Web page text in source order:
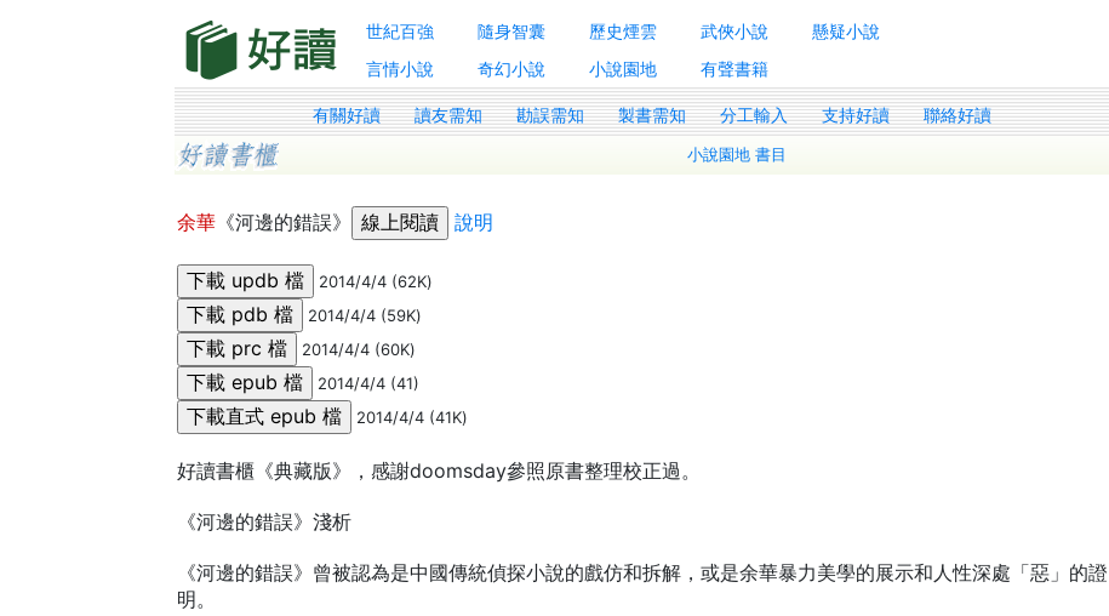
世紀百強 隨身智囊 歷史煙雲 武俠小說
懸疑小說
言情小說
奇幻小說 小說園地 有聲書籍
有關好讀 讀友需知 勘誤需知 製書需知 分工輸入 支持好讀 聯絡好讀
小說園地 書目
余華 《河邊的錯誤》 說明
2014/4/4 (62K)
2014/4/4 (59K)
2014/4/4 (60K)
2014/4/4 (41)
2014/4/4 (41K)
好讀書櫃《典藏版》，感謝doomsday參照原書整理校正過。
《河邊的錯誤》淺析
《河邊的錯誤》曾被認為是中國傳統偵探小說的戲仿和拆解，或是余華暴力美學的展示和人性深處「惡」的證
明。